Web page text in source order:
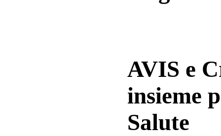
AVIS e
insieme
Salute